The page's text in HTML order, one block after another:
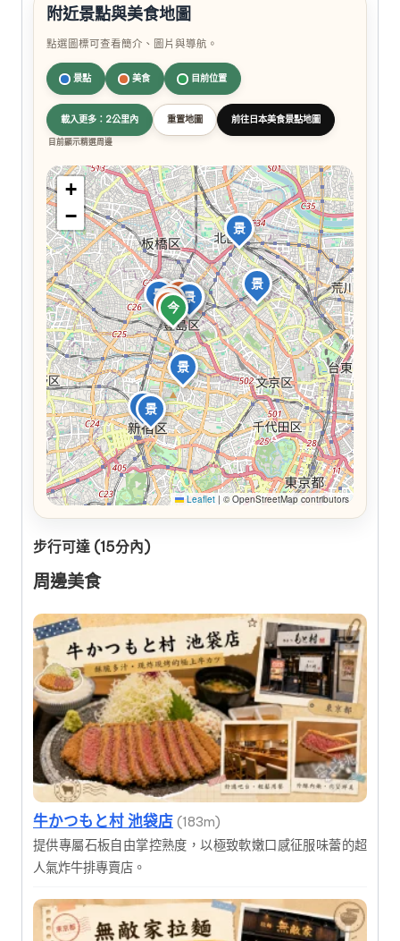
附近景點與美食地圖
點選圖標可查看簡介、圖片與導航。
景點 美食 目前位置
載入更多：2公里內 重置地圖 前往日本美食景點地圖
目前顯示精選周邊
今
景
景
景
景
景
景
景
景
食
食
食
食食
+
−
Leaflet | © OpenStreetMap contributors
步行可達 (15分內)
周邊美食
牛かつもと村 池袋店 (183m)
提供專屬石板自由掌控熟度，以極致軟嫩口感征服味蕾的超
人氣炸牛排專賣店。